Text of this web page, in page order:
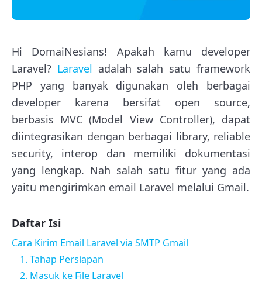
Hi DomaiNesians! Apakah kamu developer
Laravel? Laravel adalah salah satu framework
PHP yang banyak digunakan oleh berbagai
developer karena bersifat open source,
berbasis MVC (Model View Controller), dapat
diintegrasikan dengan berbagai library, reliable
security, interop dan memiliki dokumentasi
yang lengkap. Nah salah satu fitur yang ada
yaitu mengirimkan email Laravel melalui Gmail.
Daftar Isi
Cara Kirim Email Laravel via SMTP Gmail
1. Tahap Persiapan
2. Masuk ke File Laravel